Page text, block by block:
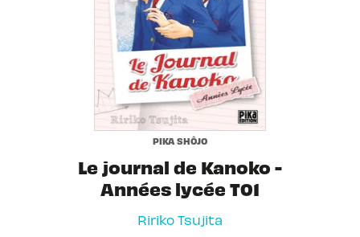
PIKA SHÔJO
Le journal de Kanoko -
Années lycée T01
Ririko Tsujita